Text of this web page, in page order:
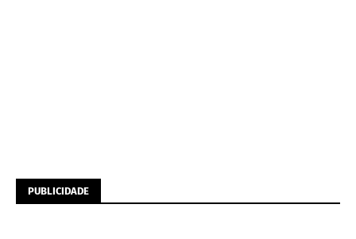
PUBLICIDADE